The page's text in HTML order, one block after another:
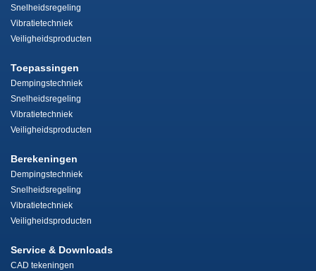
Snelheidsregeling
Vibratietechniek
Veiligheidsproducten
Toepassingen
Dempingstechniek
Snelheidsregeling
Vibratietechniek
Veiligheidsproducten
Berekeningen
Dempingstechniek
Snelheidsregeling
Vibratietechniek
Veiligheidsproducten
Service & Downloads
CAD tekeningen